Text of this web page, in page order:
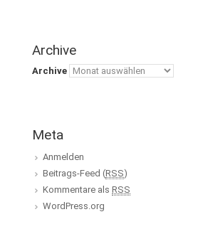
Archive
Archive
Meta
Anmelden
Beitrags-Feed (RSS)
Kommentare als RSS
WordPress.org